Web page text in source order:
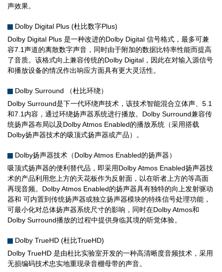
声效果。
Dolby Digital Plus (杜比数字Plus)
Dolby Digital Plus 是一种改进的Dolby Digital 信号格式，最多可兼
容7.1声道的离散数字声音，同时由于附加的数据比特率性能而提高
了音质。该格式向上兼容传统的Dolby Digital，因此在对输入源信号
和播放设备的情况作出响应方面具有更大灵活性。
Dolby Surround （杜比环绕）
Dolby Surround是下一代环绕声技术，该技术智能混合立体声、5.1
和7.1内容，通过环绕扬声器系统进行播放。Dolby Surround兼容传
统扬声器布局以及Dolby Atmos Enabled的播放系统（采用搭载
Dolby扬声器技术的吸顶式扬声器或产品）。
Dolby扬声器技术（Dolby Atmos Enabled的扬声器）
吸顶式扬声器的便利替代品，即采用Dolby Atmos Enabled扬声器技
术的产品利用您上方的天花板作为反射面，以在听者上方的等高面
再现音频。Dolby Atmos Enabled的扬声器具有独特的向上发射驱动
器和 可内置到传统扬声器或独立扬声器模块的特殊信号处理功能，
可最小化对总体扬声器系统尺寸的影响，同时在Dolby Atmos和
Dolby Surround播放的过程中提供身临其境的听觉体验。
Dolby TrueHD (杜比TrueHD)
Dolby TrueHD 是由杜比实验室开发的一种高清晰度音频技术，采用
无损编码技术忠实地重现录音棚母带的声音。